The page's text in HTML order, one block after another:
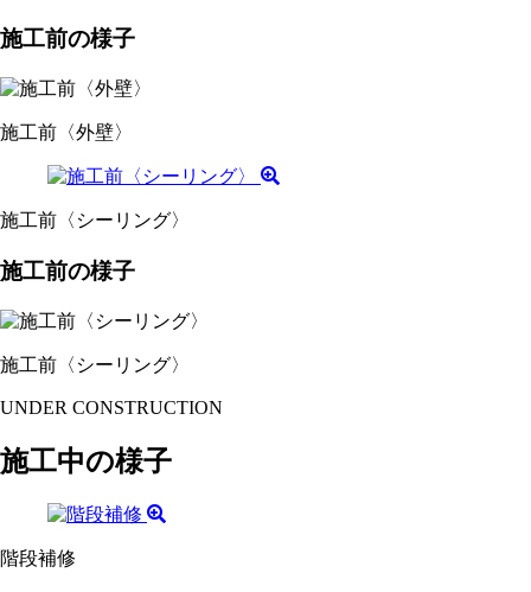
施工前の様子
施工前〈外壁〉
施工前〈シーリング〉
施工前の様子
施工前〈シーリング〉
UNDER CONSTRUCTION
施工中の様子
階段補修